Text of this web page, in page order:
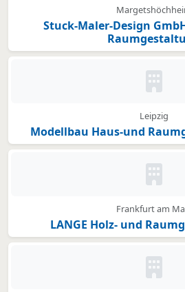
Stuck-Maler-Design
Kein
Leipzig
Modellbau Haus-und
Kein
Frankfurt am
LANGE Holz- und
Kein